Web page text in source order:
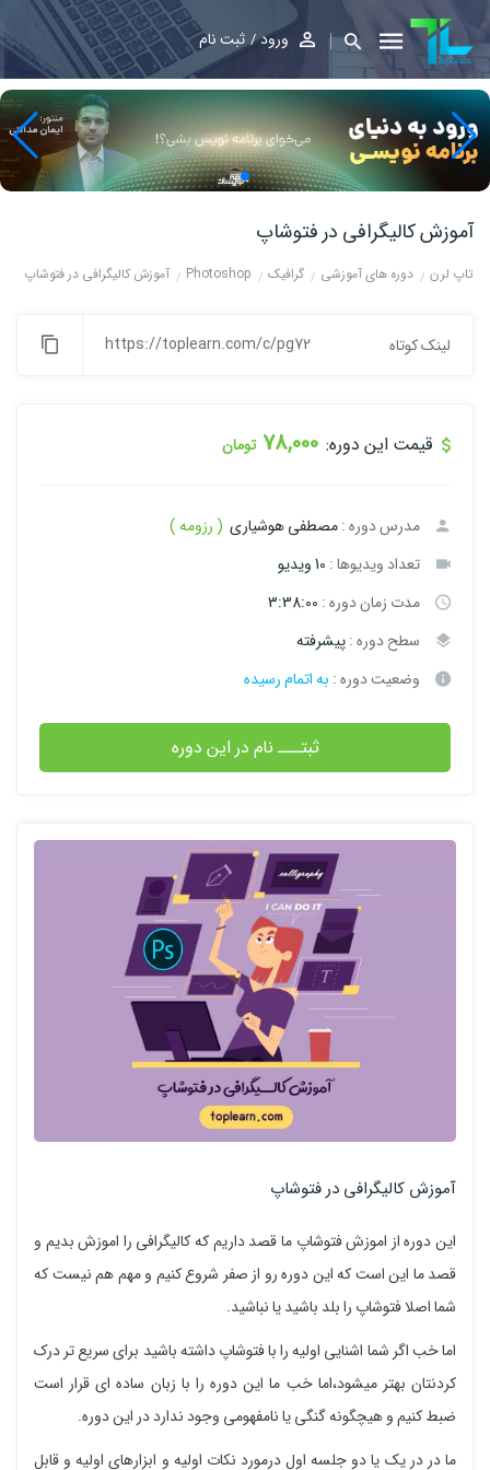
ورود ثبت نام
آموزش کالیگرافی در فتوشاپ
تاپ لرن دوره های آموزشی گرافیک Photoshop آموزش کالیگرافی در فتوشاپ
لینک کوتاه https://toplearn.com/c/pg72
قیمت این دوره: 78,000 تومان
مدرس دوره :مصطفی هوشیاری ( رزومه )
تعداد ویدیوها : 10 ویدیو
مدت زمان دوره : 3:38:00
سطح دوره :پیشرفته
وضعیت دوره : به اتمام رسیده
ثبتـــ نام در این دوره
آموزش کالیگرافی در فتوشاپ
این دوره از اموزش فتوشاپ ما قصد داریم که کالیگرافی را اموزش بدیم و
قصد ما این است که این دوره رو از صفر شروع کنیم و مهم هم نیست که
شما اصلا فتوشاپ را بلد باشید یا نباشید.
اما خب اگر شما اشنایی اولیه را با فتوشاپ داشته باشید برای سریع تر درک
کردنتان بهتر میشود،اما خب ما این دوره را با زبان ساده ای قرار است
ضبط کنیم و هیچگونه گنگی یا نامفهومی وجود ندارد در این دوره.
ما در در یک یا دو جلسه اول درمورد نکات اولیه و ابزارهای اولیه و قابل